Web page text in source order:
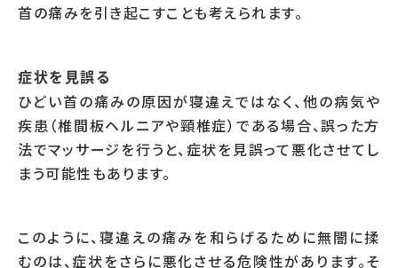
首の痛みを引き起こすことも考えられます。
症状を見誤る
ひどい首の痛みの原因が寝違えではなく、他の病気や
疾患（椎間板ヘルニアや頸椎症）である場合、誤った方
法でマッサージを行うと、症状を見誤って悪化させてし
まう可能性もあります。
このように、寝違えの痛みを和らげるために無闇に揉
むのは、症状をさらに悪化させる危険性があります。そ